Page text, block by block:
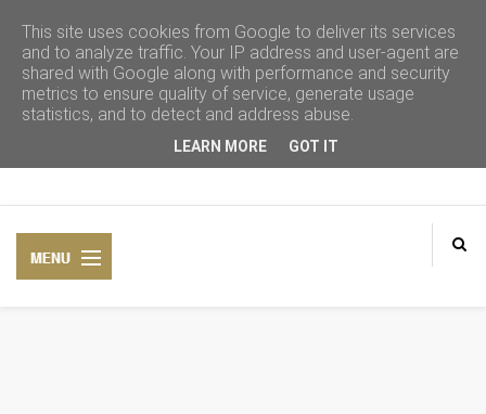
This site uses cookies from Google to deliver its services
and to analyze traffic. Your IP address and user-agent are
shared with Google along with performance and security
metrics to ensure quality of service, generate usage
statistics, and to detect and address abuse.
LEARN MORE GOT IT